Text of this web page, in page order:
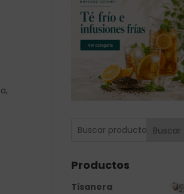
Buscar
Productos
Tisanera